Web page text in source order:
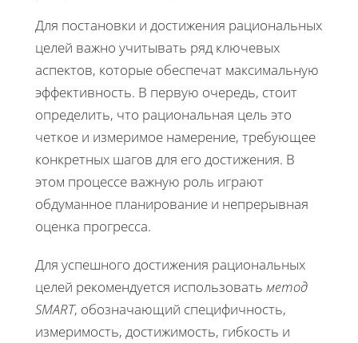
Для постановки и достижения рациональных
целей важно учитывать ряд ключевых
аспектов, которые обеспечат максимальную
эффективность. В первую очередь, стоит
определить, что рациональная цель это
четкое и измеримое намерение, требующее
конкретных шагов для его достижения. В
этом процессе важную роль играют
обдуманное планирование и непрерывная
оценка прогресса.
Для успешного достижения рациональных
целей рекомендуется использовать метод
SMART, обозначающий специфичность,
измеримость, достижимость, гибкость и